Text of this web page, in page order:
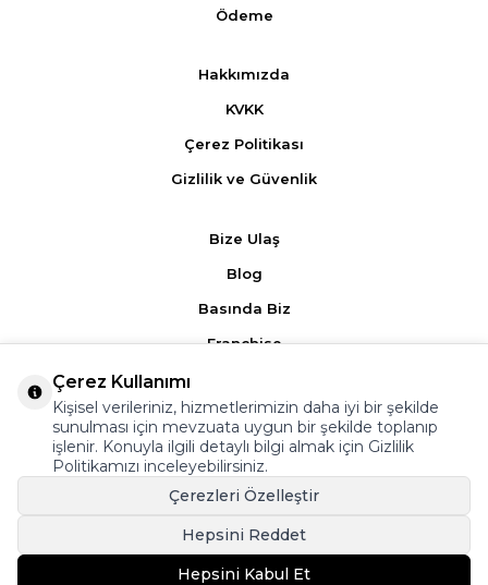
Ödeme
Hakkımızda
KVKK
Çerez Politikası
Gizlilik ve Güvenlik
Bize Ulaş
Blog
Basında Biz
Franchise
Ürün Yorumları
Kampanyalar
Üyelik Sözleşmesi
Satış Sözleşmesi
Çerez Kullanımı
Kişisel verileriniz, hizmetlerimizin daha iyi bir şekilde
sunulması için mevzuata uygun bir şekilde toplanıp
işlenir. Konuyla ilgili detaylı bilgi almak için Gizlilik
Politikamızı inceleyebilirsiniz.
Çerezleri Özelleştir
Hepsini Reddet
Hepsini Kabul Et